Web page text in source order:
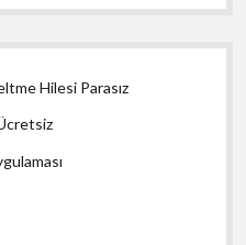
Hilesi Parasız